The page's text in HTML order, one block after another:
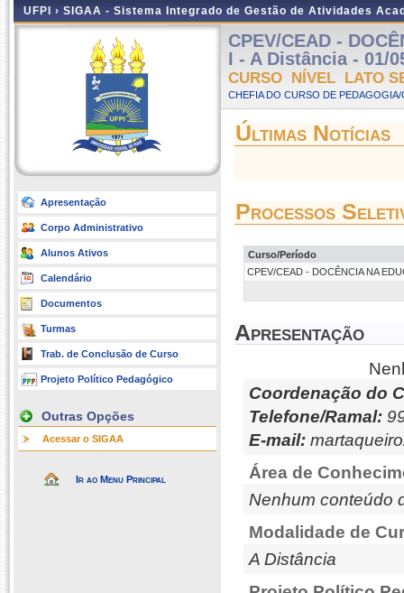
UFPI › SIGAA - Sistema Integrado de Gestão de Atividades
Apresentação
Corpo Administrativo
Alunos Ativos
Calendário
Documentos
Turmas
Trab. de Conclusão de Curso
Projeto Político Pedagógico
Outras Opções
Acessar o SIGAA
Ir ao Menu Principal
CPEV/CEAD -
I - A Distância - 01/
CURSO NÍVEL LATO
CHEFIA DO CURSO DE
Últimas Notícias
Processos
Curso/Período
CPEV/CEAD - DOCÊNCIA NA
Apresentação
Coordenação do
Telefone/Ramal:
E-mail:
Área de
Nenhum conteúdo
Modalidade de
A Distância